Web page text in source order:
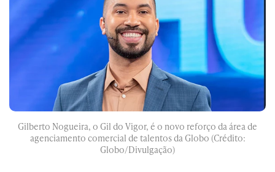
Gilberto Nogueira, o Gil do Vigor, é o novo reforço da área de
agenciamento comercial de talentos da Globo (Crédito:
Globo/Divulgação)